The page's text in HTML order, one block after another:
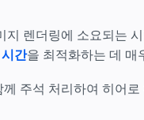
렌더링에 소요되는
간을 최적화하는 데 매
께 주석 처리하여 히어